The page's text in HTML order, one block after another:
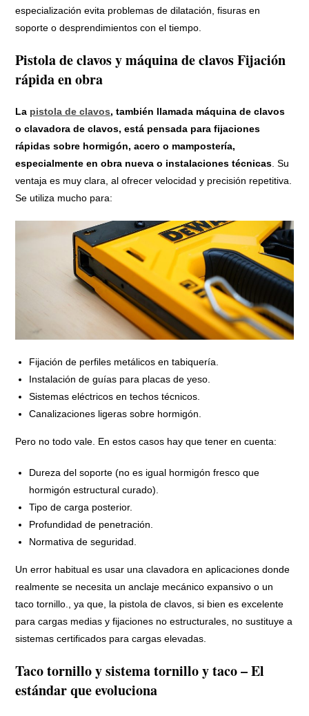
especialización evita problemas de dilatación, fisuras en
soporte o desprendimientos con el tiempo.
Pistola de clavos y máquina de clavos Fijación
rápida en obra
La pistola de clavos, también llamada máquina de clavos
o clavadora de clavos, está pensada para fijaciones
rápidas sobre hormigón, acero o mampostería,
especialmente en obra nueva o instalaciones técnicas . Su
ventaja es muy clara, al ofrecer velocidad y precisión repetitiva.
Se utiliza mucho para:
Fijación de perfiles metálicos en tabiquería.
Instalación de guías para placas de yeso.
Sistemas eléctricos en techos técnicos.
Canalizaciones ligeras sobre hormigón.
Pero no todo vale. En estos casos hay que tener en cuenta:
Dureza del soporte (no es igual hormigón fresco que
hormigón estructural curado).
Tipo de carga posterior.
Profundidad de penetración.
Normativa de seguridad.
Un error habitual es usar una clavadora en aplicaciones donde
realmente se necesita un anclaje mecánico expansivo o un
taco tornillo., ya que, la pistola de clavos, si bien es excelente
para cargas medias y fijaciones no estructurales, no sustituye a
sistemas certificados para cargas elevadas.
Taco tornillo y sistema tornillo y taco – El
estándar que evoluciona